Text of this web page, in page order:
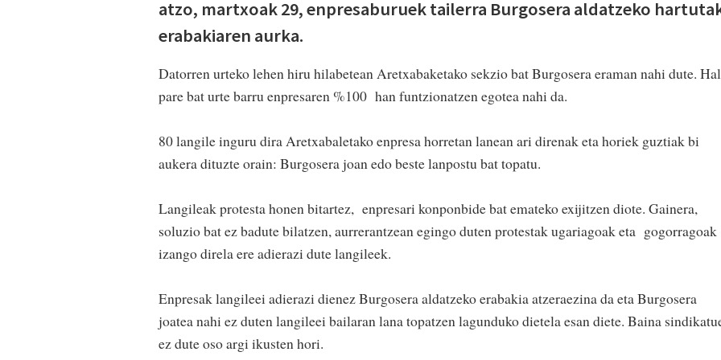
atzo, martxoak 29, enpresaburuek tailerra Burgosera aldatzeko
erabakiaren aurka.
Datorren urteko lehen hiru hilabetean Aretxabaketako sekzio bat Burgosera eraman nahi dute.
pare bat urte barru enpresaren %100 han funtzionatzen egotea nahi da.
80 langile inguru dira Aretxabaletako enpresa horretan lanean ari direnak eta horiek guztiak bi
aukera dituzte orain: Burgosera joan edo beste lanpostu bat topatu.
Langileak protesta honen bitartez, enpresari konponbide bat emateko exijitzen diote. Gainera,
soluzio bat ez badute bilatzen, aurrerantzean egingo duten protestak ugariagoak eta gogorragoak
izango direla ere adierazi dute langileek.
Enpresak langileei adierazi dienez Burgosera aldatzeko erabakia atzeraezina da eta Burgosera
joatea nahi ez duten langileei bailaran lana topatzen lagunduko dietela esan diete. Baina
ez dute oso argi ikusten hori.